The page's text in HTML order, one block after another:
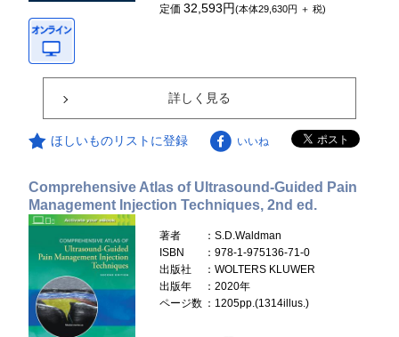
定価32,593円(本体29,630円 ＋ 税)
詳しく見る
ほしいものリストに登録 いいね
Comprehensive Atlas of Ultrasound-Guided Pain
Management Injection Techniques, 2nd ed.
著者
：S.D.Waldman
ISBN
：978-1-975136-71-0
出版社
：WOLTERS KLUWER
出版年
：2020年
ページ数 ：1205pp.(1314illus.)